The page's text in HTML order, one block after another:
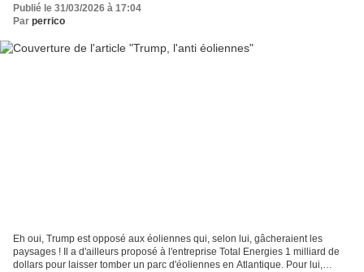
Publié le 31/03/2026 à 17:04
Par perrico
Eh oui, Trump est opposé aux éoliennes qui, selon lui, gâcheraient les
paysages ! Il a d'ailleurs proposé à l'entreprise Total Energies 1 milliard de
dollars pour laisser tomber un parc d'éoliennes en Atlantique. Pour lui,